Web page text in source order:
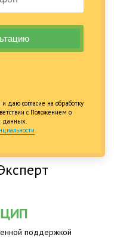
даю согласие на обработку
с Положением о
данных.
поддержкой